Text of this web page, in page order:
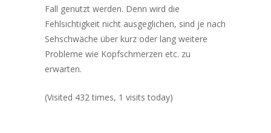
Fall genutzt werden. Denn wird die
Fehlsichtigkeit nicht ausgeglichen, sind je nach
Sehschwäche über kurz oder lang weitere
Probleme wie Kopfschmerzen etc. zu
erwarten.
(Visited 432 times, 1 visits today)